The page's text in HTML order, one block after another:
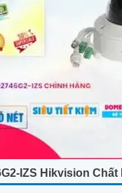
IZS Hikvision